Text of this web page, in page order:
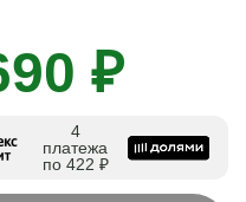
₽
4
платежа
по 422 ₽